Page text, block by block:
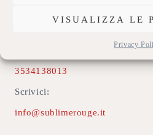
VISUALIZZA LE
Privacy
3534138013
Scrivici:
info@sublimerouge.it